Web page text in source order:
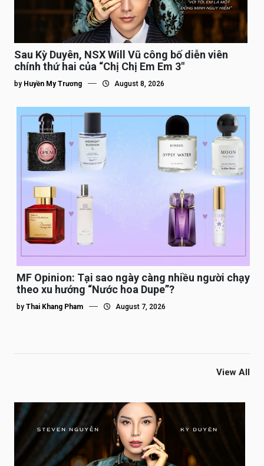
Sau Kỳ Duyên, NSX Will Vũ công bố diễn viên
chính thứ hai của “Chị Chị Em Em 3″
by Huyền My Trương August 8, 2026
MF Opinion: Tại sao ngày càng nhiều người chạy
theo xu hướng “Nước hoa Dupe”?
by Thai Khang Pham August 7, 2026
View All